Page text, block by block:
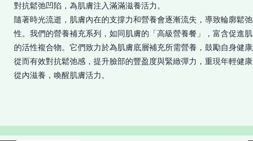
對抗鬆弛凹陷，為肌膚注入滿滿滋養活力。
隨著時光流逝，肌膚內在的支撐力和營養會逐漸流失，導致輪廓鬆
性。我們的營養補充系列，如同肌膚的「高級營養餐」，富含促進
的活性複合物。它們致力於為肌膚底層補充所需營養，鼓勵自身健康
從而有效對抗鬆弛感，提升臉部的豐盈度與緊緻彈力，重現年輕健康
從內滋養，喚醒肌膚活力。